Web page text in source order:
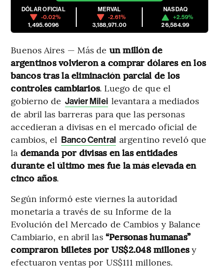
DÓLAR OFICIAL
-0.02%
1,495.6096
MERVAL
-2.61%
3,188,971.00
NASDAQ
+2.59%
26,584.99
Buenos Aires — Más de un millón de
argentinos volvieron a comprar dólares en los
bancos tras la eliminación parcial de los
controles cambiarios. Luego de que el
gobierno de Javier Milei levantara a mediados
de abril las barreras para que las personas
accedieran a divisas en el mercado oficial de
cambios, el Banco Central argentino reveló que
la demanda por divisas en las entidades
durante el último mes fue la más elevada en
cinco años.
Según informó este viernes la autoridad
monetaria a través de su Informe de la
Evolución del Mercado de Cambios y Balance
Cambiario, en abril las “Personas humanas”
compraron billetes por US$2.048 millonesy
efectuaron ventas por US$111 millones.